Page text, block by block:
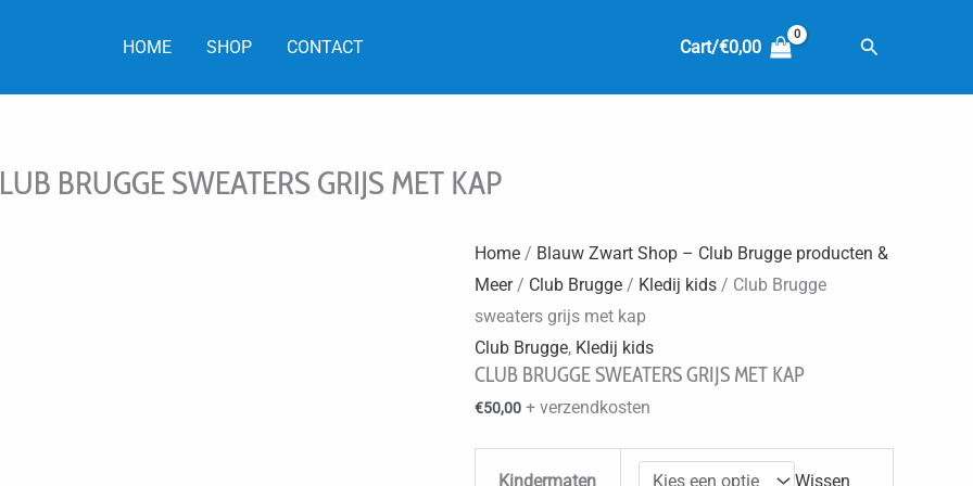
HOME SHOP CONTACT Cart/€0,00 Zoeken
BRUGGE SWEATERS GRIJS MET KAP
Home/ Blauw Zwart Shop – Club Brugge producten &
Meer/ Club Brugge/ Kledij kids/ Club Brugge
sweaters grijs met kap
Club Brugge, Kledij kids
CLUB BRUGGE SWEATERS GRIJS MET KAP
€50,00 + verzendkosten
Kindermaten Wissen